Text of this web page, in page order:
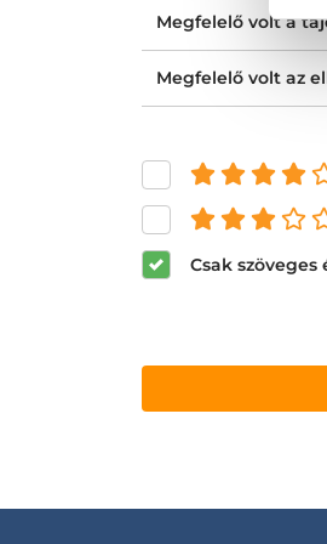
Megfelelő volt a
Megfelelő volt az
Csak